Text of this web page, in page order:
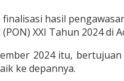
hasil
XXI Tahun 2024 di
2024 itu,
ke depannya.